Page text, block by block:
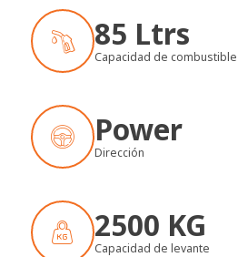
85 Ltrs
Capacidad de combustible
Power
Dirección
2500 KG
Capacidad de levante